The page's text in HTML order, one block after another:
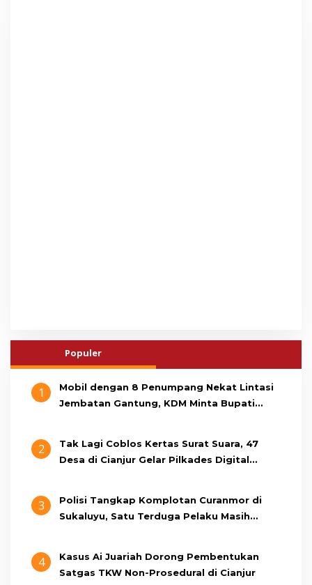
Populer
1
Mobil dengan 8 Penumpang Nekat Lintasi
Jembatan Gantung, KDM Minta Bupati
2
Tak Lagi Coblos Kertas Surat Suara, 47
Desa di Cianjur Gelar Pilkades Digital
3
Polisi Tangkap Komplotan Curanmor di
Sukaluyu, Satu Terduga Pelaku Masih
4
Kasus Ai Juariah Dorong Pembentukan
Satgas TKW Non-Prosedural di Cianjur